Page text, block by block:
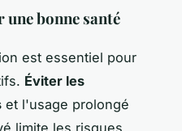
bonne santé
est essentiel pour
Éviter les
et l'usage prolongé
limite les risques